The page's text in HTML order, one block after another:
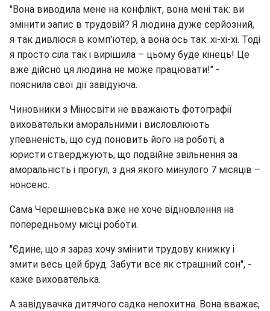
"Вона виводила мене на конфлікт, вона мені так: ви
змінити запис в трудовій? Я людина дуже серйозний,
я так дивлюся в комп'ютер, а вона ось так: хі-хі-хі. Тоді
я просто сіла так і вирішила – цьому буде кінець! Це
вже дійсно ця людина не може працювати!" -
пояснила свої дії завідуюча.
Чиновники з Міносвіти не вважають фотографії
виховательки аморальними і висловлюють
упевненість, що суд поновить його на роботі, а
юристи стверджують, що подвійне звільнення за
аморальність і прогул, з дня якого минулого 7 місяців –
нонсенс.
Сама Черешневська вже не хоче відновлення на
попередньому місці роботи.
"Єдине, що я зараз хочу змінити трудову книжку і
змити весь цей бруд. Забути все як страшний сон", -
каже вихователька.
А завідувачка дитячого садка непохитна. Вона вважає,